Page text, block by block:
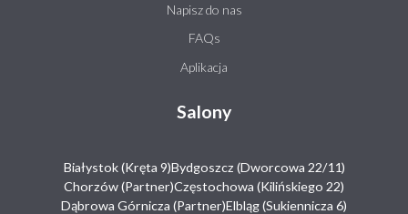
Napisz do nas
FAQs
Aplikacja
Salony
Białystok (Kręta 9)Bydgoszcz (Dworcowa 22/11)
Chorzów (Partner)Częstochowa (Kilińskiego 22)
Dąbrowa Górnicza (Partner)Elbląg (Sukiennicza 6)